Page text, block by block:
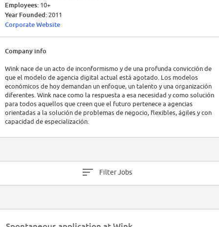
Employees: 10+
Year Founded: 2011
Corporate Website
Company info
Wink nace de un acto de inconformismo y de una profunda convicción de
que el modelo de agencia digital actual está agotado. Los modelos
económicos de hoy demandan un enfoque, un talento y una organización
diferentes. Wink nace como la respuesta a esa necesidad y como solución
para todos aquellos que creen que el futuro pertenece a agencias
orientadas a la solución de problemas de negocio, flexibles, ágiles y con
capacidad de especialización.
Wink TTD S.L. es una Agencia de Transformación Digital independiente,
Abordamos la digitalización a través de 5 capacidades fundamentales -
personas y de su transformación en contenido; así como en su
Filter Jobs